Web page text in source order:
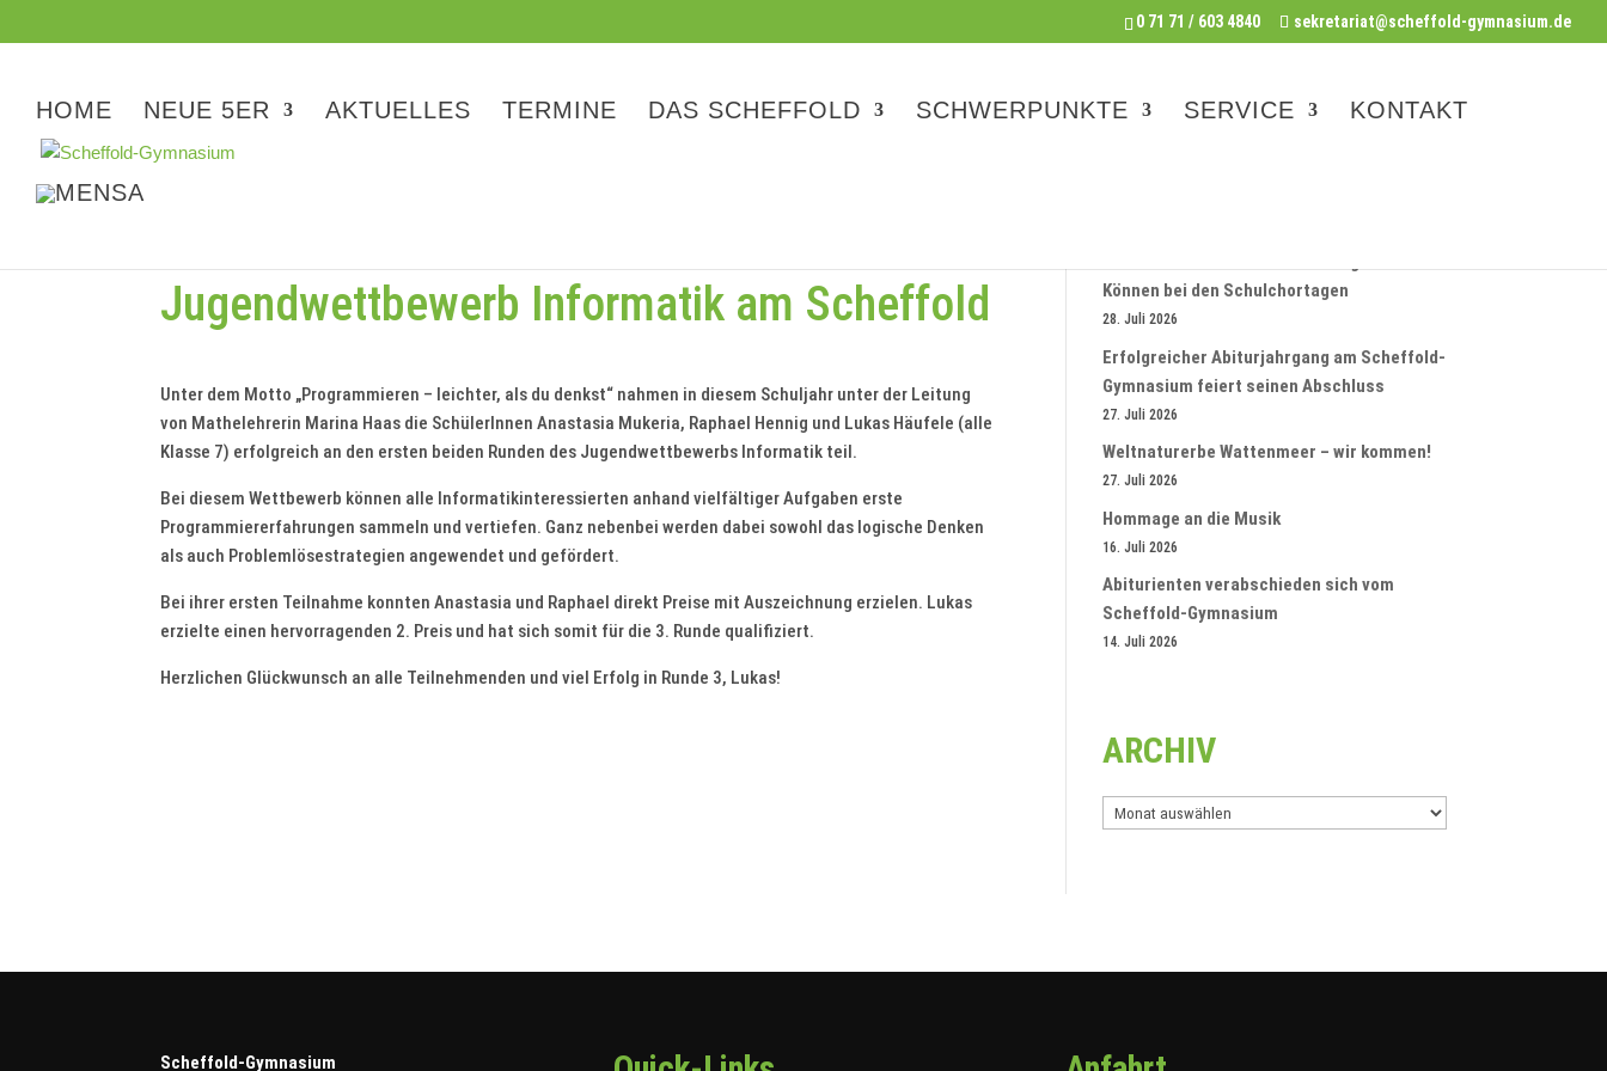
0 71 71 / 603 4840 sekretariat@scheffold-gymnasium.de
HOME NEUE 5ER AKTUELLES TERMINE DAS SCHEFFOLD SCHWERPUNKTE SERVICE KONTAKT
Jugendwettbewerb Informatik am Scheffold
Unter dem Motto „Programmieren – leichter, als du denkst“ nahmen in diesem Schuljahr unter der Leitung
von Mathelehrerin Marina Haas die SchülerInnen Anastasia Mukeria, Raphael Hennig und Lukas Häufele (alle
Klasse 7) erfolgreich an den ersten beiden Runden des Jugendwettbewerbs Informatik teil.
Bei diesem Wettbewerb können alle Informatikinteressierten anhand vielfältiger Aufgaben erste
Programmiererfahrungen sammeln und vertiefen. Ganz nebenbei werden dabei sowohl das logische Denken
als auch Problemlösestrategien angewendet und gefördert.
Bei ihrer ersten Teilnahme konnten Anastasia und Raphael direkt Preise mit Auszeichnung erzielen. Lukas
erzielte einen hervorragenden 2. Preis und hat sich somit für die 3. Runde qualifiziert.
Herzlichen Glückwunsch an alle Teilnehmenden und viel Erfolg in Runde 3, Lukas!
Können bei den Schulchortagen
28. Juli 2026
Erfolgreicher Abiturjahrgang am Scheffold-
Gymnasium feiert seinen Abschluss
27. Juli 2026
Weltnaturerbe Wattenmeer – wir kommen!
27. Juli 2026
Hommage an die Musik
16. Juli 2026
Abiturienten verabschieden sich vom
Scheffold-Gymnasium
14. Juli 2026
ARCHIV
Archiv
Scheffold-Gymnasium